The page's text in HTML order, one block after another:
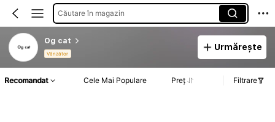
Căutare în magazin
Og cat
Vânzător
Urmărește
Recomandat Cele Mai Populare Preț Filtrare